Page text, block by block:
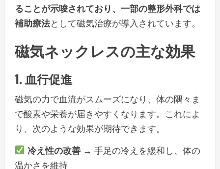
ることが示唆されており、一部の整形外科では
補助療法として磁気治療が導入されています。
磁気ネックレスの主な効果
1. 血行促進
磁気の力で血流がスムーズになり、体の隅々ま
で酸素や栄養が届きやすくなります。これによ
り、次のような効果が期待できます。
冷え性の改善→ 手足の冷えを緩和し、体の
温かさを維持